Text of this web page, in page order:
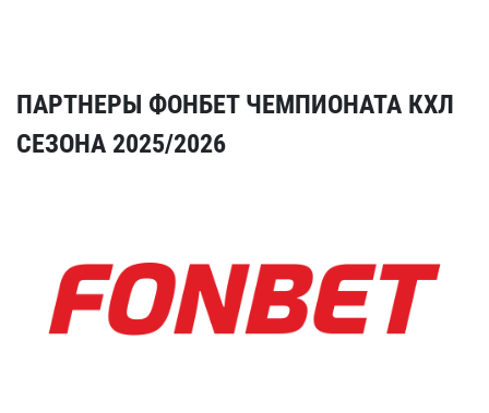
ПАРТНЕРЫ ФОНБЕТ ЧЕМПИОНАТА КХЛ
СЕЗОНА 2025/2026